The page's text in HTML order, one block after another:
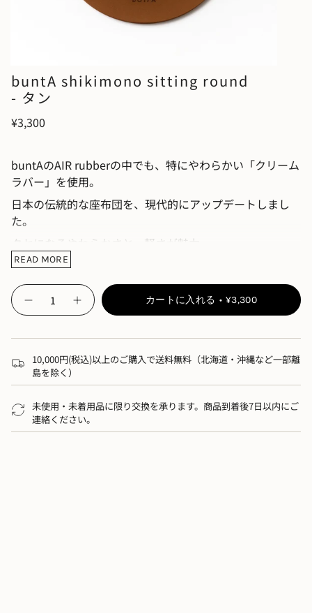
buntA shikimono sitting round
- タン
¥3,300
buntAのAIR rubberの中でも、特にやわらかい「クリーム
ラバー」を使用。
日本の伝統的な座布団を、現代的にアップデートしまし
た。
クセになるやわらかさと、軽さが魅力。
防菌・防音などの機能も備えた、多機能マットです。
全20色のカラーバリエーションから、
お好みの色をお選びいただけます。
【サイズ】
・直径300mm
【素材】
・特殊配合ゴム
READ MORE
{"in_cart_html"=>"",
"decrease"=>"",
"minimum_of"=>"",
"maximum_of"=>""}
buntA
round
-
タ
カートに入れる ¥3,300
10,000円(税込)以上のご購入で送料無料（北海道・沖縄など一部離
島を除く）
未使用・未着用品に限り交換を承ります。商品到着後7日以内にご
連絡ください。